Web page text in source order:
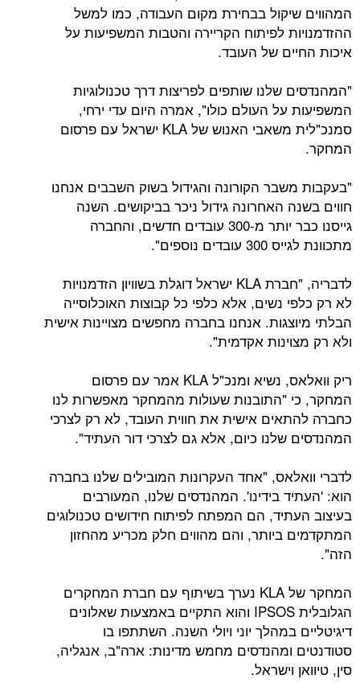
המהווים שיקול בבחירת מקום העבודה, כמו למשל
ההזדמנויות לפיתוח הקריירה והטבות המשפיעות על
איכות החיים של העובד.
"המהנדסים שלנו שותפים לפריצות דרך טכנולוגיות
המשפיעות על העולם כולו", אמרה היום עדי ירחי,
סמנכ"לית משאבי האנוש של KLA ישראל עם פרסום
המחקר.
"בעקבות משבר הקורונה והגידול בשוק השבבים אנחנו
חווים בשנה האחרונה גידול ניכר בביקושים. השנה
גייסנו כבר יותר מ-300 עובדים חדשים, והחברה
מתכוונת לגייס 300 עובדים נוספים".
לדבריה, "חברת KLA ישראל דוגלת בשוויון הזדמנויות
לא רק כלפי נשים, אלא כלפי כל קבוצות האוכלוסייה
הבלתי מיוצגות. אנחנו בחברה מחפשים מצויינות אישית
ולא רק מצוינות אקדמית".
ריק וואלאס, נשיא ומנכ"ל KLA אמר עם פרסום
המחקר, כי "התובנות שעולות מהמחקר מאפשרות לנו
כחברה להתאים אישית את חווית העובד, לא רק לצרכי
המהנדסים שלנו כיום, אלא גם לצרכי דור העתיד".
לדברי וואלאס, "אחד העקרונות המובילים שלנו בחברה
הוא: 'העתיד בידינו'. המהנדסים שלנו, המעורבים
בעיצוב העתיד, הם המפתח לפיתוח חידושים טכנולוגים
המתקדמים ביותר, והם מהווים חלק מכריע מהחזון
הזה".
המחקר של KLA נערך בשיתוף עם חברת המחקרים
הגלובלית IPSOS והוא התקיים באמצעות שאלונים
דיגיטליים במהלך יוני ויולי השנה. השתתפו בו
סטודנטים ומהנדסים מחמש מדינות: ארה"ב, אנגליה,
סין, טיוואן וישראל.